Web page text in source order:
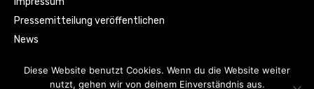
Pressemitteilung veröffentlichen
News
Diese Website benutzt Cookies. Wenn du die Website weiter
nutzt, gehen wir von deinem Einverständnis aus.